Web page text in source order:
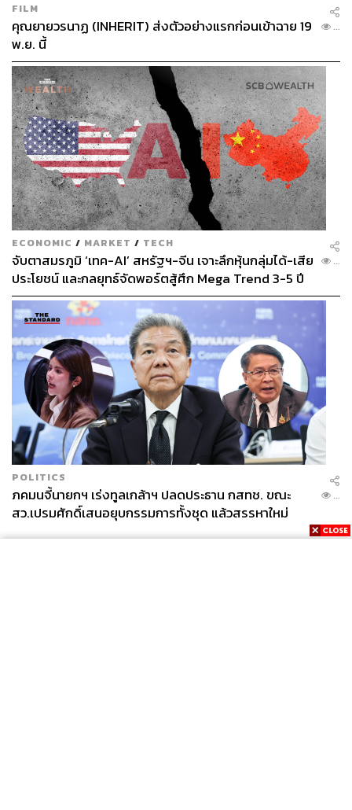
FILM
คุณยายวรนาฏ (INHERIT) ส่งตัวอย่างแรกก่อนเข้าฉาย 19
พ.ย. นี้
...
ECONOMIC / MARKET / TECH
จับตาสมรภูมิ ‘เทค-AI’ สหรัฐฯ-จีน เจาะลึกหุ้นกลุ่มได้-เสีย
ประโยชน์ และกลยุทธ์จัดพอร์ตสู้ศึก Mega Trend 3-5 ปี
ข้างหน้า
...
POLITICS
ภคมนจี้นายกฯ เร่งทูลเกล้าฯ ปลดประธาน กสทช. ขณะ
สว.เปรมศักดิ์เสนอยุบกรรมการทั้งชุด แล้วสรรหาใหม่
...